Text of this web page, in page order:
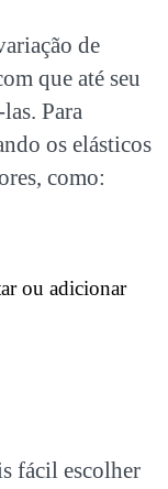
de
que até seu
Para
os elásticos
como:
ou adicionar
fácil escolher